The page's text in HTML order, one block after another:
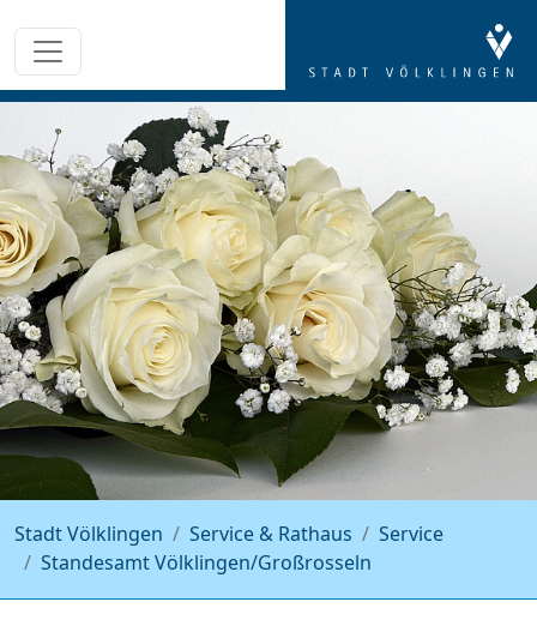
Stadt Völklingen Service & Rathaus
Service
Standesamt Völklingen/Großrosseln